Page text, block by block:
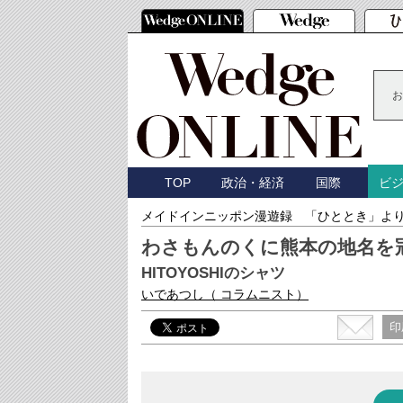
TOP 政治・経済 国際 ビ
メイドインニッポン漫遊録 「ひととき」よ
わさもんのくに熊本の地名
HITOYOSHIのシャツ
いであつし （ コラムニスト）